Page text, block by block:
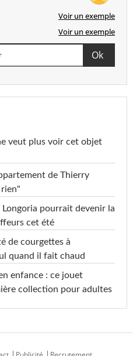
Voir un exemple
Voir un exemple
veut plus voir cet objet
de Thierry
pourrait devenir la
cet été
de courgettes à
quand il fait chaud
enfance : ce jouet
collection pour adultes